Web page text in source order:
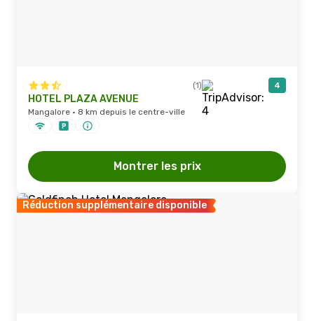
(1) 4
HOTEL PLAZA AVENUE
Mangalore · 8 km depuis le centre-ville
Montrer les prix
Réduction supplémentaire disponible